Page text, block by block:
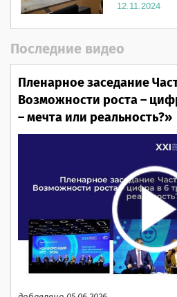
12.11.2024
Последние видео
Пленарное заседание
Возможности роста –
– мечта или реальность?»